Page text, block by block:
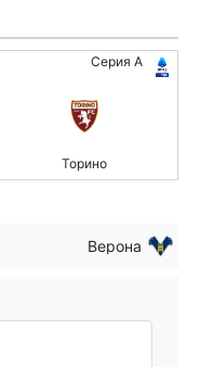
Серия А
Торино
Верона